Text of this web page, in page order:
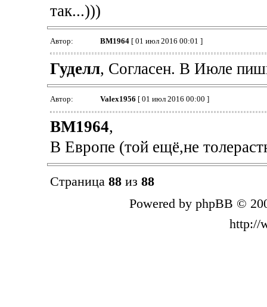
так...)))
Автор: BM1964[ 01 июл 2016 00:01 ]
Гуделл, Согласен. В Июле
Автор: Valex1956 [ 01 июл 2016 00:00 ]
BM1964,
В Европе (той ещё,не
Страница 88из 88
Powered by phpBB ©
http://